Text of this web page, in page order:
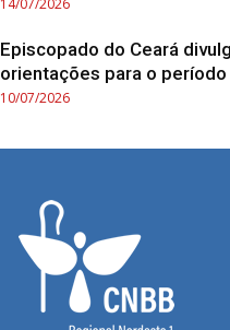
Episcopado do Ceará
orientações para o
10/07/2026